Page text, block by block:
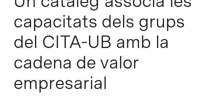
capacitats dels grups
del CITA-UB amb la
cadena de valor
empresarial